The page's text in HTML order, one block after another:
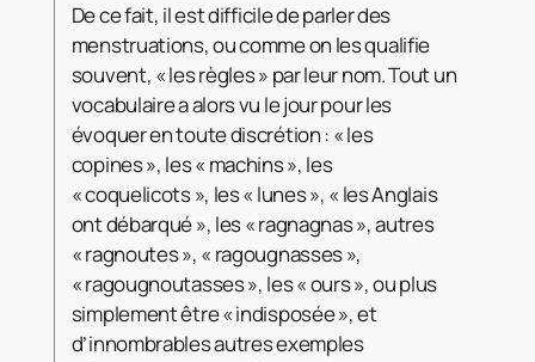
De ce fait, il est difficile de parler des
menstruations, ou comme on les qualifie
souvent, « les règles » par leur nom. Tout un
vocabulaire a alors vu le jour pour les
évoquer en toute discrétion : « les
copines », les « machins », les
« coquelicots », les « lunes », « les Anglais
ont débarqué », les « ragnagnas », autres
« ragnoutes », « ragougnasses »,
« ragougnoutasses », les « ours », ou plus
simplement être « indisposée », et
d’innombrables autres exemples